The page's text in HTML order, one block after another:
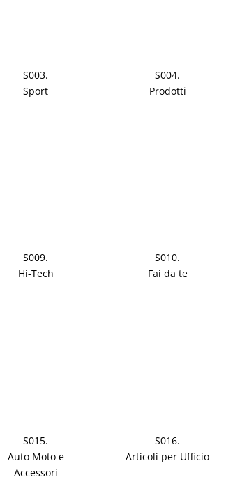
S003.
Sport
S004.
Prodotti
S009.
Hi-Tech
S010.
Fai da te
S015.
Auto Moto e
Accessori
S016.
Articoli per Ufficio